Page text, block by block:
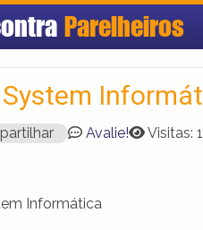
Parelheiros
Avalie! Visitas:
Informática